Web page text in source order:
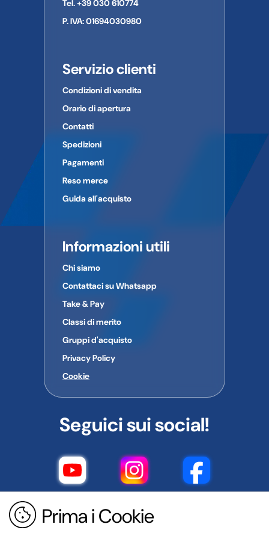
Prima i Cookie
INFO@RMS.IT
Tel. +39 030 610774
P. IVA: 01694030980
Servizio clienti
Condizioni di vendita
Orario di apertura
Contatti
Spedizioni
Pagamenti
Reso merce
Guida all'acquisto
Informazioni utili
Chi siamo
Contattaci su Whatsapp
Take & Pay
Classi di merito
Gruppi d'acquisto
Privacy Policy
Cookie
Seguici sui social!